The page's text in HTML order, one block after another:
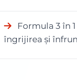
Formula 3 în
îngrijirea și